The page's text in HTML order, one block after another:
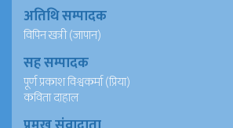
अतिथि सम्पादक
विपिन खत्री (जापान)
सह सम्पादक
पूर्ण प्रकाश विश्वकर्मा (प्रिया)
कविता दाहाल